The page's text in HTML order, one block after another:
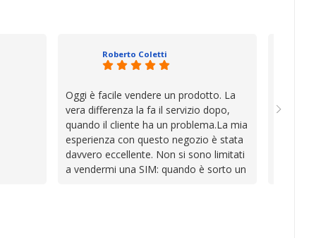
Roberto Coletti
Oggi è facile vendere un prodotto. La
vera differenza la fa il servizio dopo,
quando il cliente ha un problema.La mia
esperienza con questo negozio è stata
davvero eccellente. Non si sono limitati
a vendermi una SIM: quando è sorto un
sono